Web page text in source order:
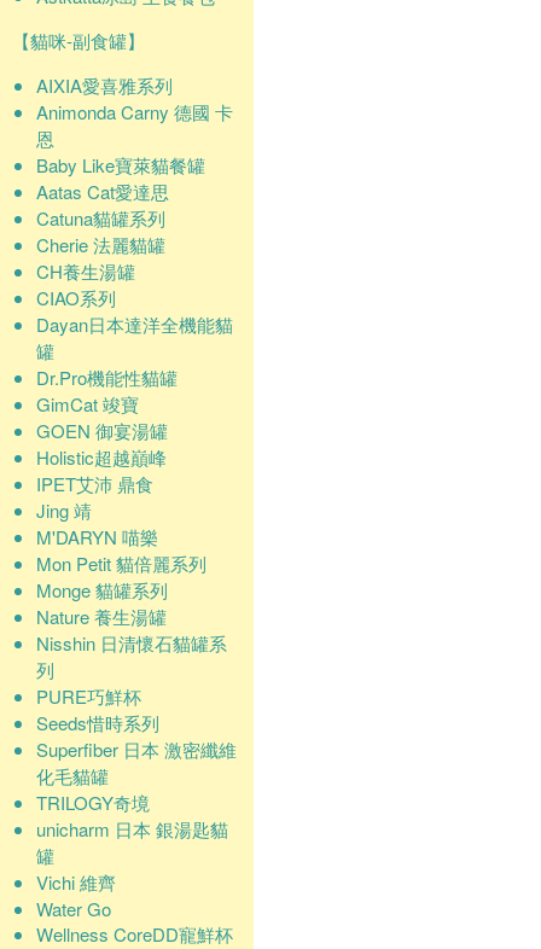
【貓咪-副食罐】
AIXIA愛喜雅系列
Animonda Carny 德國 卡
恩
Baby Like寶萊貓餐罐
Aatas Cat愛達思
Catuna貓罐系列
Cherie 法麗貓罐
CH養生湯罐
CIAO系列
Dayan日本達洋全機能貓
罐
Dr.Pro機能性貓罐
GimCat 竣寶
GOEN 御宴湯罐
Holistic超越巔峰
IPET艾沛 鼎食
Jing 靖
M'DARYN 喵樂
Mon Petit 貓倍麗系列
Monge 貓罐系列
Nature 養生湯罐
Nisshin 日清懷石貓罐系
列
PURE巧鮮杯
Seeds惜時系列
Superfiber 日本 激密纖維
化毛貓罐
TRILOGY奇境
unicharm 日本 銀湯匙貓
罐
Vichi 維齊
Water Go
Wellness CoreDD寵鮮杯